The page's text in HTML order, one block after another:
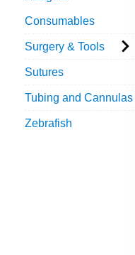
Consumables
Surgery & Tools
Sutures
Tubing and Cannulas
Zebrafish